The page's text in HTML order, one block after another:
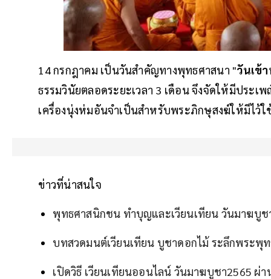
14 กรกฎาคม เป็นวันสำคัญทางพุทธศาสนา "วันเข้
ธรรมวินัยตลอดระยะเวลา 3 เดือน จึงจัดให้มีประ
เครื่องนุ่งห่มอันจำเป็นสำหรับพระภิกษุสงฆ์ให้มีไว้
ข่าวที่น่าสนใจ
พุทธศาสนิกชน​ ทำบุญและเวียนเทียน วันมาฆบูช
บทสวดมนต์เวียนเทียน บูชาดอกไม้ ระลึกพระพุ
เปิดวิธี เวียนเทียนออนไลน์ วันมาฆบูชา2565 ผ่